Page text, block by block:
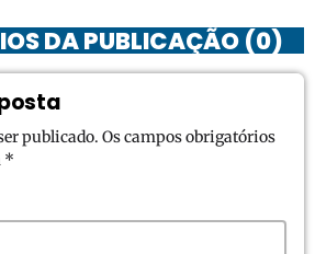
DA PUBLICAÇÃO (0)
publicado. Os campos obrigatórios
*